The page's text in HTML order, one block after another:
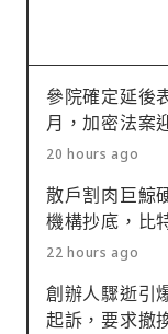
參院確定延後
月，加密法案
20 hours ago
散戶割肉巨鯨
機構抄底，比
22 hours ago
創辦人驟逝引
起訴，要求撤